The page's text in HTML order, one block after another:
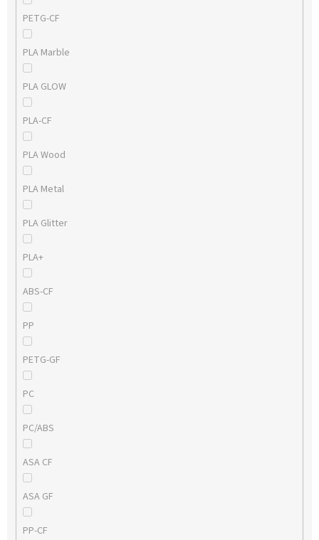
PETG-CF
PLA Marble
PLA GLOW
PLA-CF
PLA Wood
PLA Metal
PLA Glitter
PLA+
ABS-CF
PP
PETG-GF
PC
PC/ABS
ASA CF
ASA GF
PP-CF